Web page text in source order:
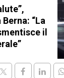
“La
il